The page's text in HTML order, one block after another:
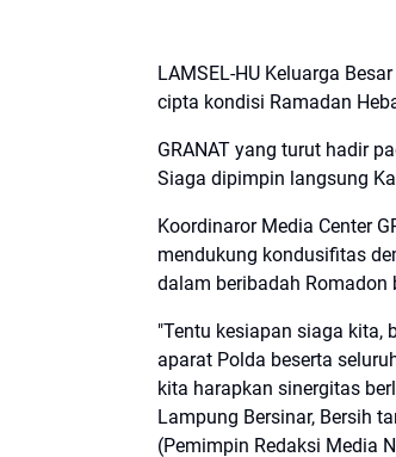
LAMSEL-HU Keluarga
cipta kondisi Ramadan
GRANAT yang turut hadir
Siaga dipimpin langsung
Koordinaror Media Center
mendukung kondusifitas
dalam beribadah
"Tentu kesiapan siaga kita,
aparat Polda beserta
kita harapkan sinergitas
Lampung Bersinar, Bersih
(Pemimpin Redaksi Media